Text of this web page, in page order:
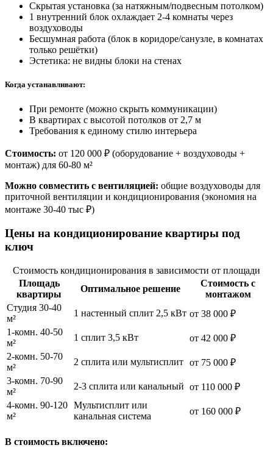
Скрытая установка (за натяжным/подвесным потолком)
1 внутренний блок охлаждает 2-4 комнаты через
воздуховоды
Бесшумная работа (блок в коридоре/санузле, в комнатах
только решётки)
Эстетика: не видны блоки на стенах
Когда устанавливают:
При ремонте (можно скрыть коммуникации)
В квартирах с высотой потолков от 2,7 м
Требования к единому стилю интерьера
Стоимость: от 120 000 ₽ (оборудование + воздуховоды +
монтаж) для 60-80 м²
Можно совместить с вентиляцией: общие воздуховоды для
приточной вентиляции и кондиционирования (экономия на
монтаже 30-40 тыс ₽)
Цены на кондиционирование квартиры под
ключ
Стоимость кондиционирования в зависимости от площади
Площадь
квартиры
Оптимальное решение
Стоимость с
монтажом
Студия 30-40
м²
1 настенный сплит 2,5 кВт от 38 000 ₽
1-комн. 40-50
м²
1 сплит 3,5 кВт
от 42 000 ₽
2-комн. 50-70
м²
2 сплита или мультисплит от 75 000 ₽
3-комн. 70-90
м²
2-3 сплита или канальный от 110 000 ₽
4-комн. 90-120
м²
Мультисплит или
канальная система
от 160 000 ₽
В стоимость включено: